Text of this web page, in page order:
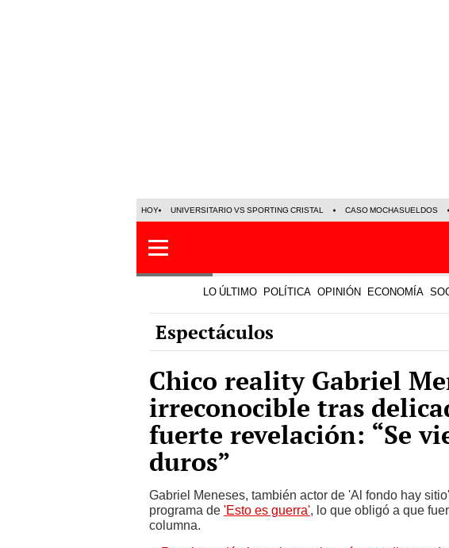
HOY UNIVERSITARIO VS SPORTING CRISTAL CASO MOCHASUELDOS
LO ÚLTIMO POLÍTICA OPINIÓN ECONOMÍA
Espectáculos
Chico reality Gabriel
irreconocible tras
fuerte revelación: “Se
duros”
Gabriel Meneses, también actor de 'Al fondo hay
programa de 'Esto es guerra', lo que obligó a que
columna.